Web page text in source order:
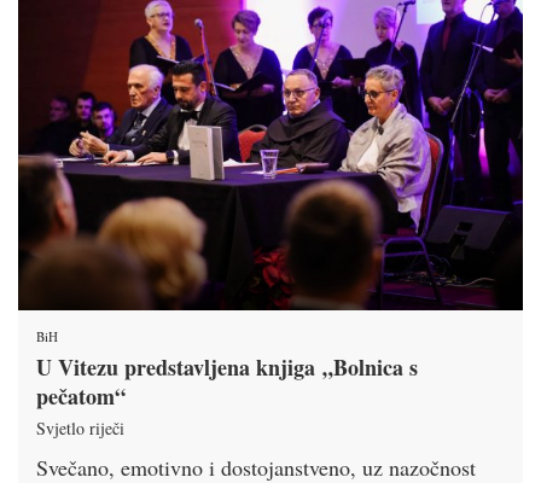
BiH
U Vitezu predstavljena knjiga „Bolnica s
pečatom“
Svjetlo riječi
Svečano, emotivno i dostojanstveno, uz nazočnost